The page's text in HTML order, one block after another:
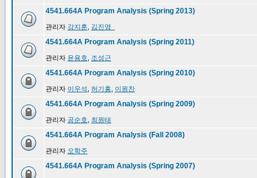
4541.664A Program Analysis (Spring 2013)
관리자 강지훈 김진영_
4541.664A Program Analysis (Spring 2011)
관리자 윤용호 조성근
4541.664A Program Analysis (Spring 2010)
관리자 이우석 허기홍 이원찬
4541.664A Program Analysis (Spring 2009)
관리자 공순호 최원태
4541.664A Program Analysis (Fall 2008)
관리자 오학주
4541.664A Program Analysis (Spring 2007)